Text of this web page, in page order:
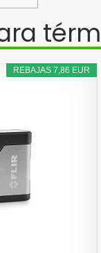
REBAJAS 7,86 EUR